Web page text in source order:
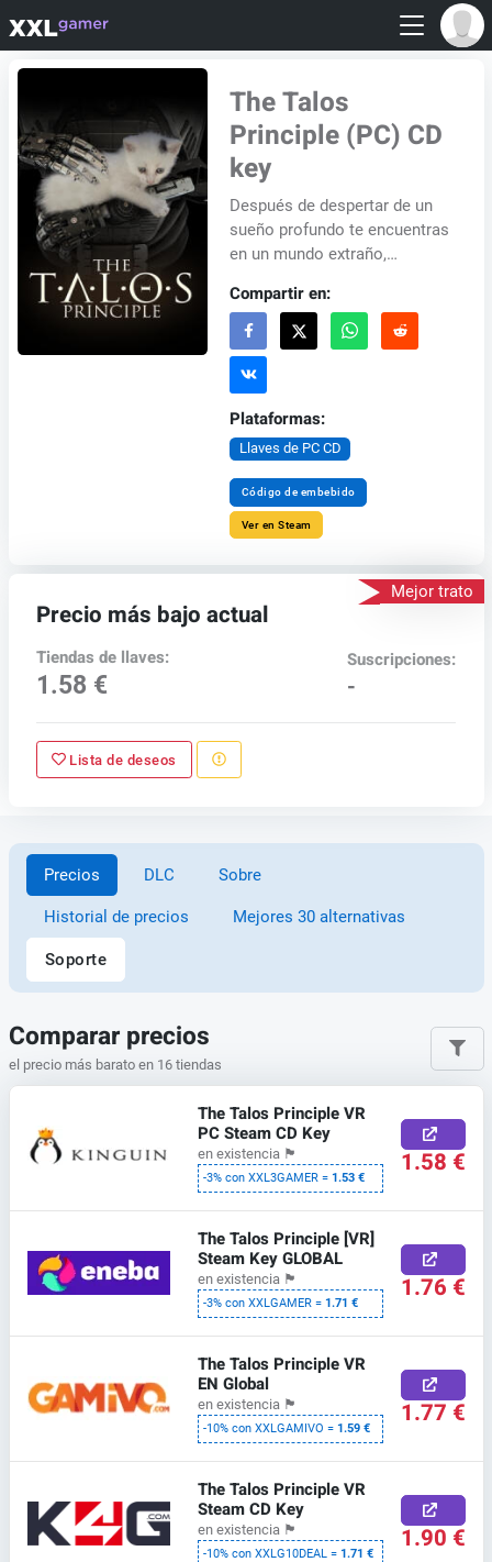
The Talos
Principle (PC) CD
key
Después de despertar de un
sueño profundo te encuentras
en un mundo extraño,
antiguas y tecnología
avanzada. Los acontecimien...
Compartir en:
Plataformas:
Llaves de PC CD
Código de embebido
Ver en Steam
Mejor trato
Precio más bajo actual
Tiendas de llaves:
1.58 €
Suscripciones:
-
Lista de deseos
Precios DLC Sobre
Historial de precios Mejores 30 alternativas
Soporte
Comparar precios
el precio más barato en 16 tiendas
The Talos Principle VR
PC Steam CD Key
en existencia 🏴
-3% con XXL3GAMER =1.53 € 1.58 €
The Talos Principle [VR]
Steam Key GLOBAL
en existencia 🏴
-3% con XXLGAMER =1.71 € 1.76 €
The Talos Principle VR
EN Global
en existencia 🏴
-10% con XXLGAMIVO =1.59 € 1.77 €
The Talos Principle VR
Steam CD Key
en existencia 🏴
-10% con XXLG10DEAL =1.71 € 1.90 €